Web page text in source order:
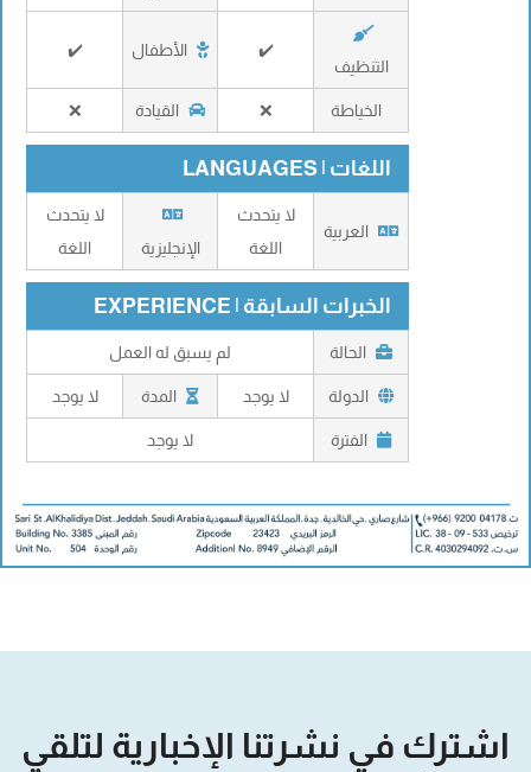
التنظيف
✔️ الأطفال ✔️
الخياطة ❌ القيادة ❌
اللغات | LANGUAGES
العربية
لا يتحدث
اللغة
الإنجليزية
لا يتحدث
اللغة
الخبرات السابقة | EXPERIENCE
الحالة لم يسبق له العمل
الدولة لا يوجد المدة لا يوجد
الفترة لا يوجد
اشترك في نشرتنا الإخبارية لتلقي